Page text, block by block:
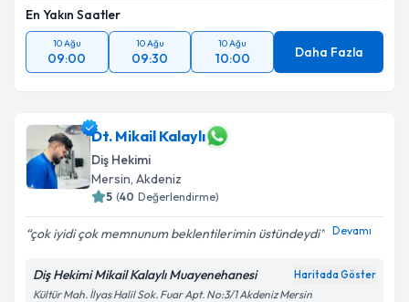
En Yakın Saatler
10 Ağu
09:00
10 Ağu
09:30
10 Ağu
10:00 Daha Fazla
Dt. Mikail Kalaylı
Diş Hekimi
Mersin, Akdeniz
5 (40 Değerlendirme)
çok iyidi çok memnunum beklentilerimin üstündeydi Devamı
Diş Hekimi Mikail Kalaylı Muayenehanesi Haritada Göster
Kültür Mah. İlyas Halil Sok. Fuar Apt. No:3/1 Akdeniz Mersin